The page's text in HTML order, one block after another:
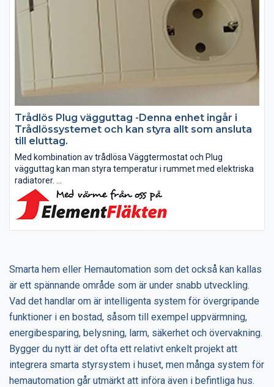
Trådlös Plug vägguttag -Denna enhet ingår i
Trådlössystemet och kan styra allt som ansluta
till eluttag.
Med kombination av trådlösa Väggtermostat och Plug
vägguttag kan man styra temperatur i rummet med elektriska
radiatorer.
Med hjälp av Trådlösa Plug vägguttag är det enkelt att slå på
och stänga av t ex belysning, värmepumpar, värmepannor...
Smarta hem eller Hemautomation som det också kan kallas
är ett spännande område som är under snabb utveckling.
Vad det handlar om är intelligenta system för övergripande
funktioner i en bostad, såsom till exempel uppvärmning,
energibesparing, belysning, larm, säkerhet och övervakning.
Bygger du nytt är det ofta ett relativt enkelt projekt att
integrera smarta styrsystem i huset, men många system för
hemautomation går utmärkt att införa även i befintliga hus.